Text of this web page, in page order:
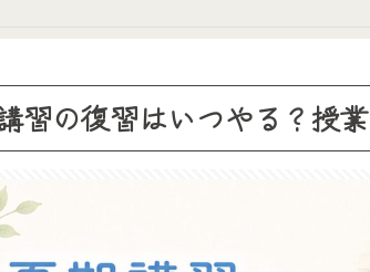
習の復習はいつやる？授